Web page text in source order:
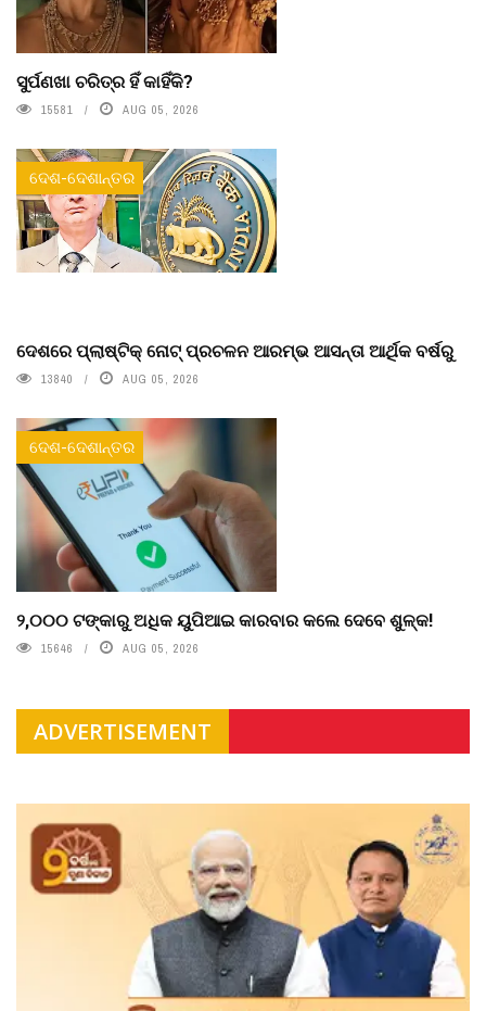
ସୁର୍ପଣଖା ଚରିତ୍ର ହିଁ କାହିଁକି?
15581 AUG 05, 2026
ଦେଶ-ଦେଶାନ୍ତର
ଦେଶରେ ପ୍ଲାଷ୍ଟିକ୍ ନୋଟ୍‌ ପ୍ରଚଳନ ଆରମ୍ଭ ଆସନ୍ତା ଆର୍ଥିକ ବର୍ଷରୁ
13840 AUG 05, 2026
ଦେଶ-ଦେଶାନ୍ତର
୨,୦୦୦ ଟଙ୍କାରୁ ଅଧିକ ୟୁପିଆଇ କାରବାର କଲେ ଦେବେ ଶୁଳ୍କ!
15646 AUG 05, 2026
ADVERTISEMENT